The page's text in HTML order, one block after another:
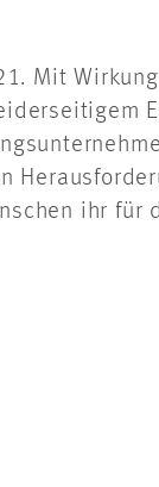
Mit
ihr für